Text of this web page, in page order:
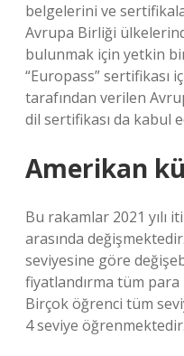
belgelerini ve
Avrupa Birliği
bulunmak için yetkin
“Europass” sertifikası
tarafından verilen
dil sertifikası da kabul
Amerikan
Bu rakamlar 2021 yılı
arasında
seviyesine göre
fiyatlandırma tüm
Birçok öğrenci tüm
4 seviye öğrenmektedir.